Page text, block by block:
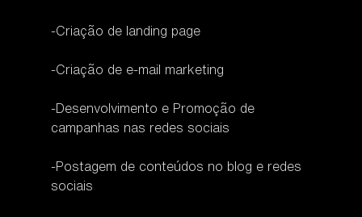
-Criação de landing page
-Criação de e-mail marketing
-Desenvolvimento e Promoção de
campanhas nas redes sociais
-Postagem de conteúdos no blog e redes
sociais